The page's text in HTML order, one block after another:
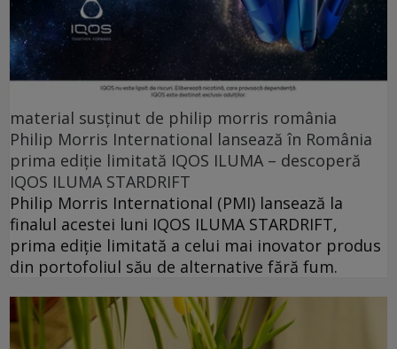
material susținut de philip morris românia
Philip Morris International lansează în România
prima ediție limitată IQOS ILUMA – descoperă
IQOS ILUMA STARDRIFT
Philip Morris International (PMI) lansează la
finalul acestei luni IQOS ILUMA STARDRIFT,
prima ediție limitată a celui mai inovator produs
din portofoliul său de alternative fără fum.